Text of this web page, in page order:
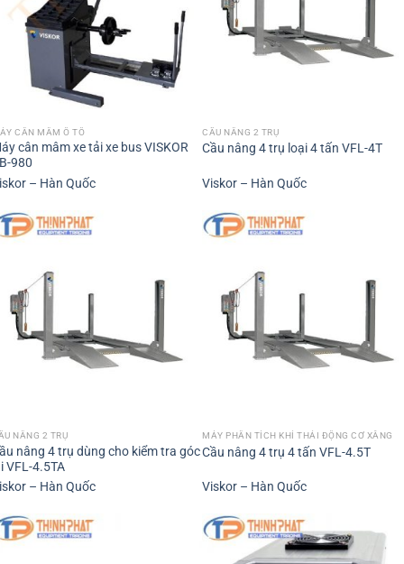
CÂN MÂM Ô TÔ
cân mâm xe tải xe bus VISKOR
980
– Hàn Quốc
CẦU NÂNG 2 TRỤ
Cầu nâng 4 trụ loại 4 tấn VFL-4T
Viskor – Hàn Quốc
NÂNG 2 TRỤ
nâng 4 trụ dùng cho kiểm tra góc
VFL-4.5TA
– Hàn Quốc
MÁY PHÂN TÍCH KHÍ THẢI ĐỘNG CƠ XĂNG
Cầu nâng 4 trụ 4 tấn VFL-4.5T
Viskor – Hàn Quốc